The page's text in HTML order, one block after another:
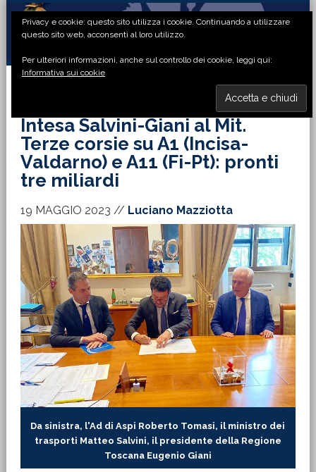
Passa
primaria
Passa
principale
Passa
laterale
Passa
di
Intesa Salvini-Giani al Mit.
Terze corsie su A1 (Incisa-
Valdarno) e A11 (Fi-Pt): pronti
tre miliardi
19 MAGGIO 2023 // Luciano Mazziotta
Da sinistra, l'Ad di Aspi Roberto Tomasi, il ministro dei
trasporti Matteo Salvini, il presidente della Regione
Toscana Eugenio Giani
Privacy e cookie: questo sito utilizza i cookie. Continuando a utilizzare
questo sito web, acconsenti al loro utilizzo.
Per ulteriori informazioni, anche sul controllo dei cookie, leggi qui:
Informativa sui cookie